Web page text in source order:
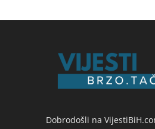
Dobrodošli na